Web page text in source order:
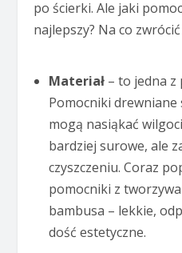
po ścierki. Ale jaki
najlepszy? Na co
Materiał– to jedna z
Pomocniki drewniane
mogą nasiąkać
bardziej surowe, ale
czyszczeniu. Coraz
pomocniki z
bambusa – lekkie,
dość estetyczne.